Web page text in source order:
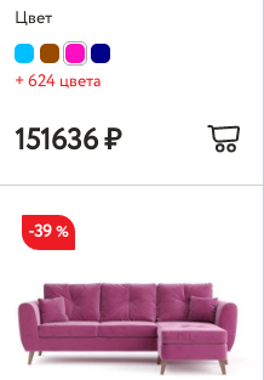
Цвет
+ 624 цвета
151636₽
-39%